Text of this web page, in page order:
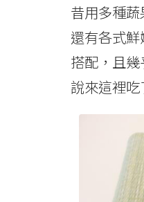
昔用多種
還有各式
搭配，且
說來這裡吃